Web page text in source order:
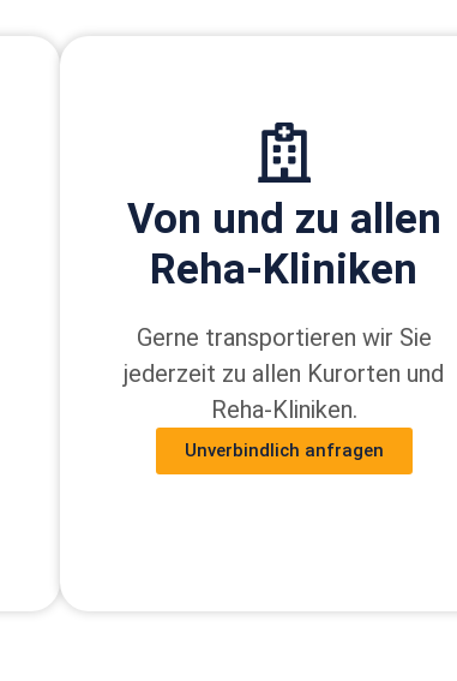
Von und zu allen
Reha-Kliniken
Gerne transportieren wir Sie
jederzeit zu allen Kurorten und
Reha-Kliniken.
Unverbindlich anfragen